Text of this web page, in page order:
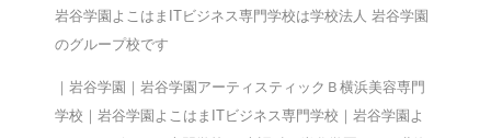
岩谷学園よこはまITビジネス専門学校は学校法人 岩谷学園
のグループ校です
｜ 岩谷学園 ｜ 岩谷学園アーティスティックＢ横浜美容専門
学校 ｜ 岩谷学園よこはまITビジネス専門学校｜ 岩谷学園よ